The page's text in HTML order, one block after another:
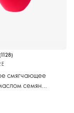
1128)
смягчающее
семян
выпуск